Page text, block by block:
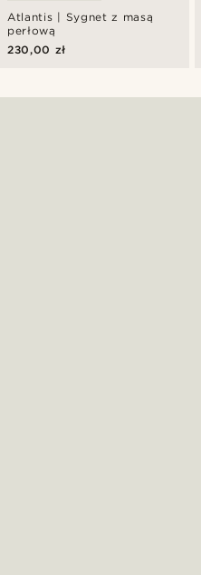
Atlantis | Sygnet z masą
perłową
230,00 zł